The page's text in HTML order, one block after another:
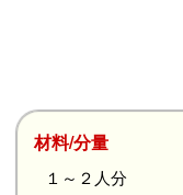
材料/分量
１～２人分